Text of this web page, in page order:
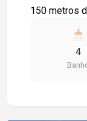
150 metros
4